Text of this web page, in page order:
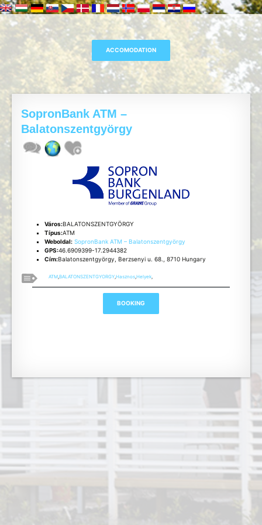
SopronBank ATM –
Balatonszentgyörgy
Város:BALATONSZENTGYÖRGY
Típus:ATM
Weboldal: SopronBank ATM – Balatonszentgyörgy
GPS:46.6909399-17.2944382
Cím:Balatonszentgyörgy, Berzsenyi u. 68., 8710 Hungary
ATM,BALATONSZENTGYORGY,Hasznos,Helyek,